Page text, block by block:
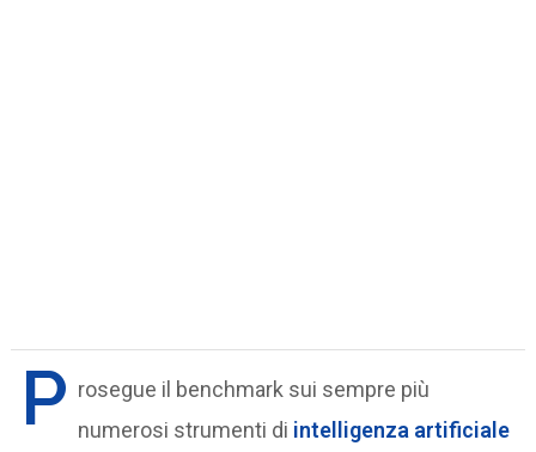
P rosegue il benchmark sui sempre più
numerosi strumenti di intelligenza artificiale